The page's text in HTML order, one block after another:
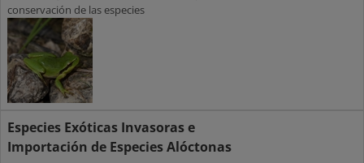
conservación de las especies
Especies Exóticas Invasoras e
Importación de Especies Alóctonas